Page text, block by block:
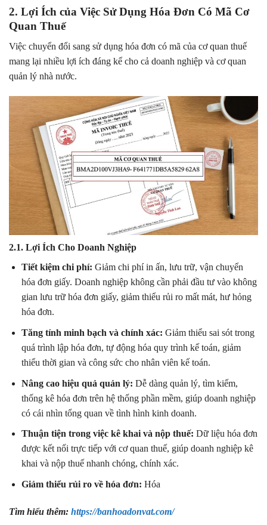
2. Lợi Ích của Việc Sử Dụng Hóa Đơn Có Mã Cơ
Quan Thuế
Việc chuyển đổi sang sử dụng hóa đơn có mã của cơ quan thuế
mang lại nhiều lợi ích đáng kể cho cả doanh nghiệp và cơ quan
quản lý nhà nước.
2.1. Lợi Ích Cho Doanh Nghiệp
Tiết kiệm chi phí: Giảm chi phí in ấn, lưu trữ, vận chuyển
hóa đơn giấy. Doanh nghiệp không cần phải đầu tư vào không
gian lưu trữ hóa đơn giấy, giảm thiểu rủi ro mất mát, hư hỏng
hóa đơn.
Tăng tính minh bạch và chính xác: Giảm thiểu sai sót trong
quá trình lập hóa đơn, tự động hóa quy trình kế toán, giảm
thiểu thời gian và công sức cho nhân viên kế toán.
Nâng cao hiệu quả quản lý: Dễ dàng quản lý, tìm kiếm,
thống kê hóa đơn trên hệ thống phần mềm, giúp doanh nghiệp
có cái nhìn tổng quan về tình hình kinh doanh.
Thuận tiện trong việc kê khai và nộp thuế: Dữ liệu hóa đơn
được kết nối trực tiếp với cơ quan thuế, giúp doanh nghiệp kê
khai và nộp thuế nhanh chóng, chính xác.
Giảm thiểu rủi ro về hóa đơn: Hóa
Tìm hiểu thêm: https://banhoadonvat.com/